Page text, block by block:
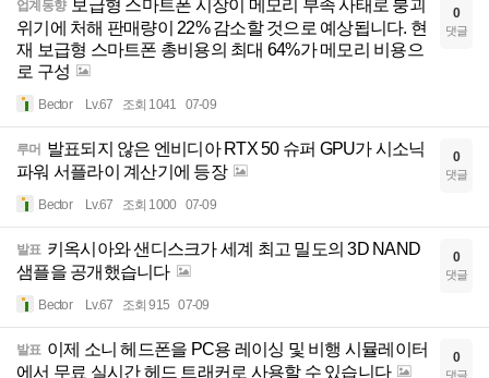
업계동향 보급형 스마트폰 시장이 메모리 부족 사태로 붕괴
위기에 처해 판매량이 22% 감소할 것으로 예상됩니다. 현
재 보급형 스마트폰 총비용의 최대 64%가 메모리 비용으
로 구성
Bector Lv.67 조회 1041 07-09
0
댓글
루머 발표되지 않은 엔비디아 RTX 50 슈퍼 GPU가 시소닉
파워 서플라이 계산기에 등장
Bector Lv.67 조회 1000 07-09
0
댓글
발표 키옥시아와 샌디스크가 세계 최고 밀도의 3D NAND
샘플을 공개했습니다
Bector Lv.67 조회 915 07-09
0
댓글
발표 이제 소니 헤드폰을 PC용 레이싱 및 비행 시뮬레이터
에서 무료 실시간 헤드 트래커로 사용할 수 있습니다
0
댓글